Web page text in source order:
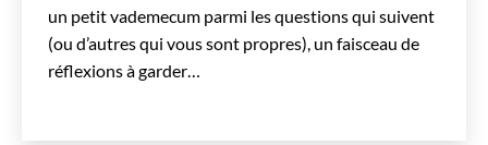
un petit vademecum parmi les questions qui suivent
(ou d’autres qui vous sont propres), un faisceau de
réflexions à garder…